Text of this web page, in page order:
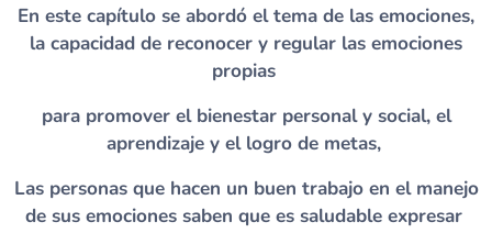
En este capítulo se abordó el tema de las emociones,
la capacidad de reconocer y regular las emociones
propias
para promover el bienestar personal y social, el
aprendizaje y el logro de metas,
Las personas que hacen un buen trabajo en el manejo
de sus emociones saben que es saludable expresar